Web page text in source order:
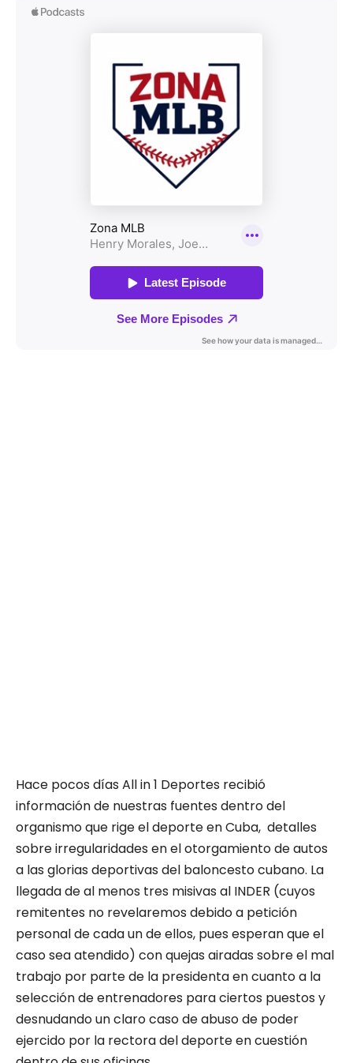
Hace pocos días All in 1 Deportes recibió
información de nuestras fuentes dentro del
organismo que rige el deporte en Cuba, detalles
sobre irregularidades en el otorgamiento de autos
a las glorias deportivas del baloncesto cubano. La
llegada de al menos tres misivas al INDER (cuyos
remitentes no revelaremos debido a petición
personal de cada un de ellos, pues esperan que el
caso sea atendido) con quejas airadas sobre el mal
trabajo por parte de la presidenta en cuanto a la
selección de entrenadores para ciertos puestos y
desnudando un claro caso de abuso de poder
ejercido por la rectora del deporte en cuestión